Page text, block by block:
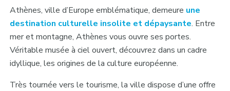
Athènes, ville d’Europe emblématique, demeure une
destination culturelle insolite et dépaysante. Entre
mer et montagne, Athènes vous ouvre ses portes.
Véritable musée à ciel ouvert, découvrez dans un cadre
idyllique, les origines de la culture européenne.
Très tournée vers le tourisme, la ville dispose d’une offre